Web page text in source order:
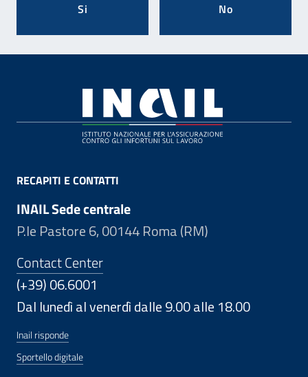
Si No
RECAPITI E CONTATTI
INAIL Sede centrale
P.le Pastore 6, 00144 Roma (RM)
Contact Center
(+39) 06.6001
Dal lunedì al venerdì dalle 9.00 alle 18.00
Inail risponde
Sportello digitale